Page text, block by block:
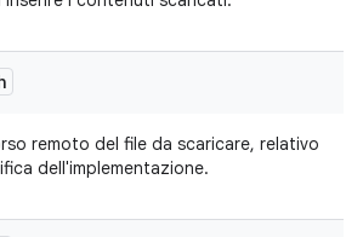
remoto del file da scaricare, relativo
dell'implementazione.